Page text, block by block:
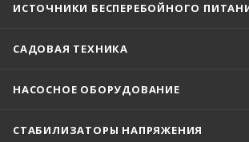
ИСТОЧНИКИ БЕСПЕРЕБОЙНОГО
САДОВАЯ ТЕХНИКА
НАСОСНОЕ ОБОРУДОВАНИЕ
СТАБИЛИЗАТОРЫ НАПРЯЖЕНИЯ